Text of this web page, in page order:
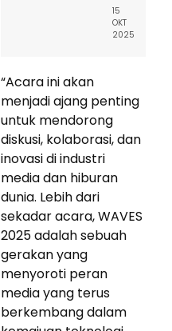
15
OKT
2025
“Acara ini akan
menjadi ajang penting
untuk mendorong
diskusi, kolaborasi, dan
inovasi di industri
media dan hiburan
dunia. Lebih dari
sekadar acara, WAVES
2025 adalah sebuah
gerakan yang
menyoroti peran
media yang terus
berkembang dalam